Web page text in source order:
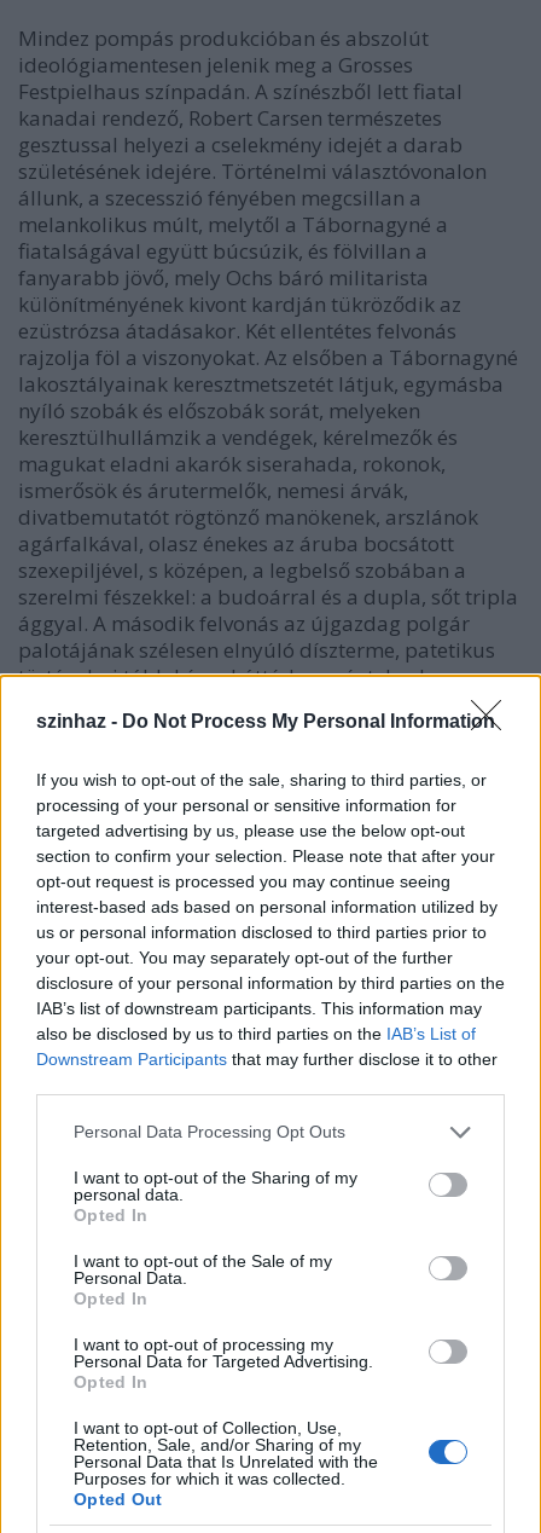
szinhaz - Do Not Process My Personal Information
If you wish to opt-out of the sale, sharing to third parties, or
processing of your personal or sensitive information for
targeted advertising by us, please use the below opt-out
section to confirm your selection. Please note that after your
opt-out request is processed you may continue seeing
interest-based ads based on personal information utilized by
us or personal information disclosed to third parties prior to
your opt-out. You may separately opt-out of the further
disclosure of your personal information by third parties on the
IAB’s list of downstream participants. This information may
also be disclosed by us to third parties on the IAB’s List of
Downstream Participants that may further disclose it to other
Please note that this website/app uses one or more Google
not limited to your visit or usage behaviour. You may click to
grant or deny consent to Google and its third-party tags to
use your data for below specified purposes in below Google
consent section.
Personal Data Processing Opt Outs
I want to opt-out of the Sharing of my
personal data.
Opted In
I want to opt-out of the Sale of my
Personal Data.
Opted In
I want to opt-out of processing my
Personal Data for Targeted Advertising.
Opted In
I want to opt-out of Collection, Use,
Retention, Sale, and/or Sharing of my
Personal Data that Is Unrelated with the
Purposes for which it was collected.
Opted Out
Mindez pompás produkcióban és abszolút
ideológiamentesen jelenik meg a Grosses
Festpielhaus színpadán. A színészből lett fiatal
kanadai rendező, Robert Carsen természetes
gesztussal helyezi a cselekmény idejét a darab
születésének idejére. Történelmi választóvonalon
állunk, a szecesszió fényében megcsillan a
melankolikus múlt, melytől a Tábornagyné a
fiatalságával együtt búcsúzik, és fölvillan a
fanyarabb jövő, mely Ochs báró militarista
különítményének kivont kardján tükröződik az
ezüstrózsa átadásakor. Két ellentétes felvonás
rajzolja föl a viszonyokat. Az elsőben a Tábornagyné
lakosztályainak keresztmetszetét látjuk, egymásba
nyíló szobák és előszobák sorát, melyeken
keresztülhullámzik a vendégek, kérelmezők és
magukat eladni akarók siserahada, rokonok,
ismerősök és árutermelők, nemesi árvák,
divatbemutatót rögtönző manökenek, arszlánok
agárfalkával, olasz énekes az áruba bocsátott
szexepiljével, s középen, a legbelső szobában a
szerelmi fészekkel: a budoárral és a dupla, sőt tripla
ággyal. A második felvonás az újgazdag polgár
palotájának szélesen elnyúló díszterme, patetikus
történelmi táblakép a háttérben, végtelen hosszan
inassereg, majd az Ochs-féle katonaosztag, amely
kocsmává és kötözőhellyé változtatva az ezüstrózsa
átadásának belovaglással, kényes előkelősködéssel
kezdődött nosztalgiaparádéját. A harmadik felvonás
összefoglalja és konklúzióval látja el az előző kettőt.
A windsori víg nők mintájára kieszelt kocsmai tréfa
rájátszik Ochs pornográf képzeletére, obszcén
bordéllyá fajul, a találkahely-keresztmetszet
szemérmetlenül föltárja a szobákban folyó
üzekedést, a kéjüzlet unott rutinját, amit csak a báró
elrémisztésére szolgáló, a falakon áttetsző live-show
bizarr szcenáriuma zavar meg. A megfejelt finálé
méltó a pazar előzményhez: a föllibbenő
kuplerájfalak mögül, a színpadfenék mögötti ködből
lassan kibontakozik az Ochs-katonák szuronyt
"felejtett" pityókás (mellesleg fekete) bordélyvendég
tenyérből képzett pisztolyával tréfásan halomra nem
korszak alkonya.
{kozep}Tamar Iveri (Fiordiligi) és Elina Garanca
(Dorabella) a Mozart-operában - Bernd Uhlig
felvételei{/kozep}